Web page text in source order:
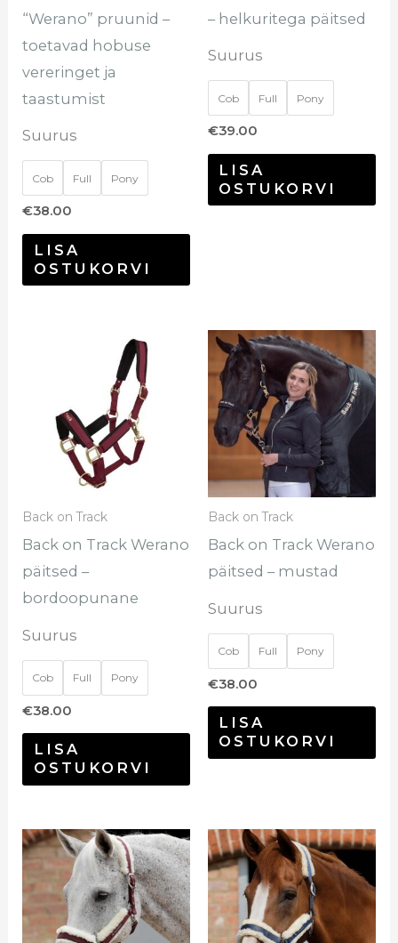
“Werano” pruunid –
toetavad hobuse
vereringet ja
taastumist
Suurus
Cob Full Pony
€38.00
LISA
OSTUKORVI
– helkuritega päitsed
Suurus
Cob Full Pony
€39.00
LISA
OSTUKORVI
Back on Track
Back on Track Werano
päitsed –
bordoopunane
Suurus
Cob Full Pony
€38.00
LISA
OSTUKORVI
Sellel
tootel
mitu
varianti.
Valikuid
saab
tootelehel.
Back on Track
Back on Track Werano
päitsed – mustad
Suurus
Cob Full Pony
€38.00
LISA
OSTUKORVI
on
Sellel
tootel
on
mitu
on